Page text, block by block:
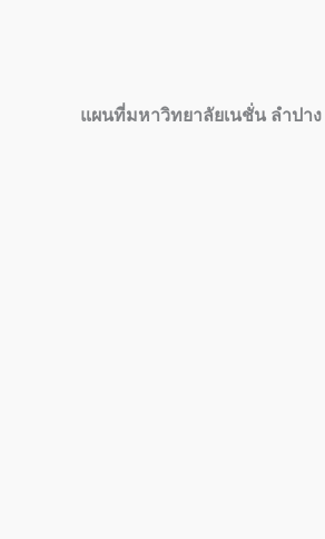
แผนที่มหาวิทยาลัยเนชั่น ลำปาง